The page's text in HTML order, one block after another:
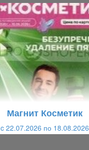
Магнит Косметик
c 22.07.2026 по 18.08.2026